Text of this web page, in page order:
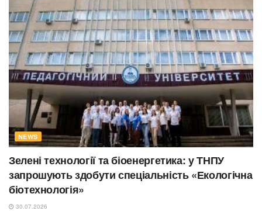
NEWS
Зелені технології та біоенергетика: у ТНПУ
запрошують здобути спеціальність «Екологічна
біотехнологія»
30.07.2026